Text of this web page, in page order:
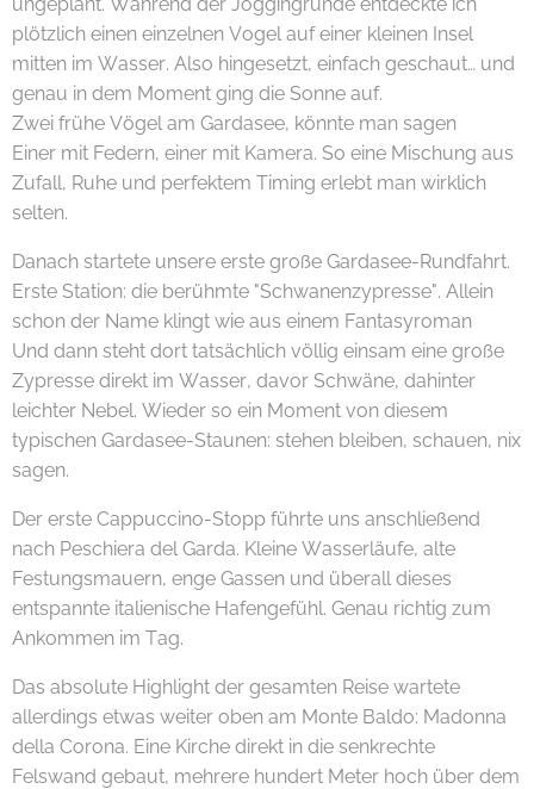
plötzlich einen einzelnen Vogel auf einer kleinen Insel
mitten im Wasser. Also hingesetzt, einfach geschaut… und
genau in dem Moment ging die Sonne auf. 🌅✨
Zwei frühe Vögel am Gardasee, könnte man sagen 😄
Einer mit Federn, einer mit Kamera. So eine Mischung aus
Zufall, Ruhe und perfektem Timing erlebt man wirklich
selten.
Danach startete unsere erste große Gardasee-Rundfahrt.
Erste Station: die berühmte "Schwanenzypresse". Allein
schon der Name klingt wie aus einem Fantasyroman 😄
Und dann steht dort tatsächlich völlig einsam eine große
Zypresse direkt im Wasser, davor Schwäne, dahinter
leichter Nebel. Wieder so ein Moment von diesem
typischen Gardasee-Staunen: stehen bleiben, schauen, nix
sagen.
Der erste Cappuccino-Stopp führte uns anschließend
nach Peschiera del Garda. Kleine Wasserläufe, alte
Festungsmauern, enge Gassen und überall dieses
entspannte italienische Hafengefühl. Genau richtig zum
Ankommen im Tag. ☕🌊
Das absolute Highlight der gesamten Reise wartete
allerdings etwas weiter oben am Monte Baldo: Madonna
della Corona. Eine Kirche direkt in die senkrechte
Felswand gebaut, mehrere hundert Meter hoch über dem